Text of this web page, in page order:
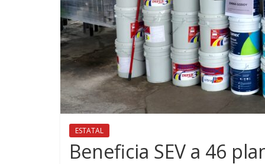
ESTATAL
Beneficia SEV a 46